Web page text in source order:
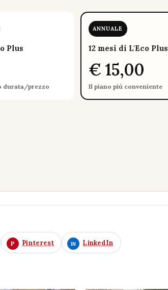
Plus
durata/prezzo
ANNUALE
12 mesi di L'Eco Plus
€ 15,00
Il piano più conveniente
Pinterest LinkedIn